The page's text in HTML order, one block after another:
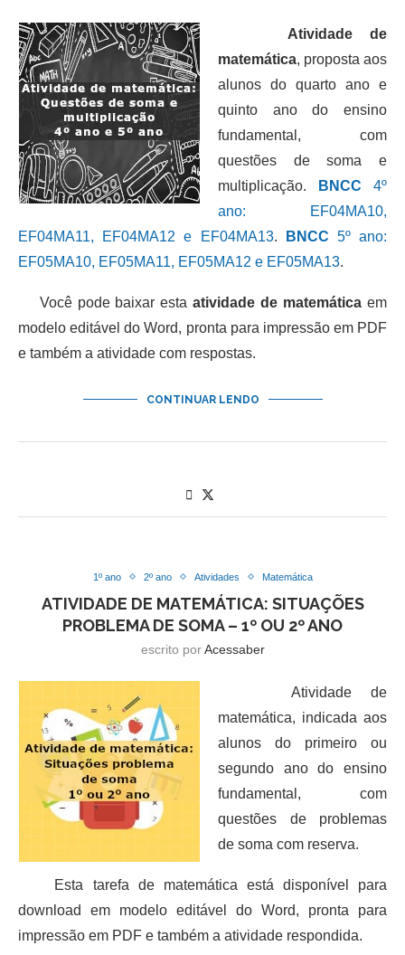
Atividade de
matemática, proposta aos
alunos do quarto ano e
quinto ano do ensino
fundamental, com
questões de soma e
multiplicação.
BNCC 4º
ano: EF04MA10,
EF04MA11, EF04MA12 e EF04MA13. BNCC 5º ano:
EF05MA10, EF05MA11, EF05MA12 e EF05MA13.
Você pode baixar estaatividade de matemática em
modelo editável do Word, pronta para impressão em PDF
e também a atividade com respostas.
CONTINUAR LENDO
1º ano 2º ano Atividades Matemática
ATIVIDADE DE MATEMÁTICA: SITUAÇÕES
PROBLEMA DE SOMA – 1º OU 2º ANO
escrito porAcessaber
Atividade de
matemática, indicada aos
alunos do primeiro ou
segundo ano do ensino
fundamental, com
questões de problemas
de soma com reserva.
Esta tarefa de matemática está disponível para
download em modelo editável do Word, pronta para
impressão em PDF e também a atividade respondida.